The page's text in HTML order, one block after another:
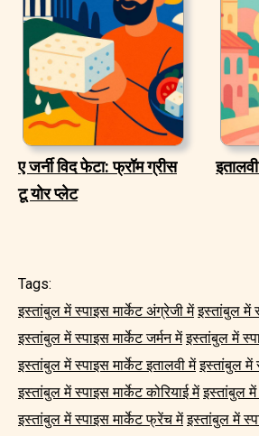
ए जर्नी विद फेटा: फ्रॉम ग्रीस
टू योर प्लेट
Tags:
इस्तांबुल में स्पाइस मार्केट अंग्रेजी में इस्तांबुल में
इस्तांबुल में स्पाइस मार्केट जर्मन में इस्तांबुल में
इस्तांबुल में स्पाइस मार्केट इतालवी में इस्तांबुल में
इस्तांबुल में स्पाइस मार्केट कोरियाई में इस्तांबुल में
इस्तांबुल में स्पाइस मार्केट फ्रेंच में इस्तांबुल में